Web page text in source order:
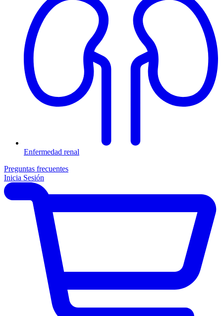
Enfermedad renal
Preguntas frecuentes
Inicia Sesión